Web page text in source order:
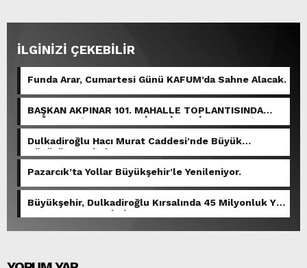
İLGİNİZİ ÇEKEBİLİR
Funda Arar, Cumartesi Günü KAFUM’da Sahne Alacak.
BAŞKAN AKPINAR 101. MAHALLE TOPLANTISINDA
BAĞLARBAŞI MAHALLESİ SAKİNLERİYLE BULUŞTU.
Dulkadiroğlu Hacı Murat Caddesi’nde Büyük
Dönüşüm Başladı.
Pazarcık’ta Yollar Büyükşehir’le Yenileniyor.
Büyükşehir, Dulkadiroğlu Kırsalında 45 Milyonluk Yol
Yatırımını Tamamladı.